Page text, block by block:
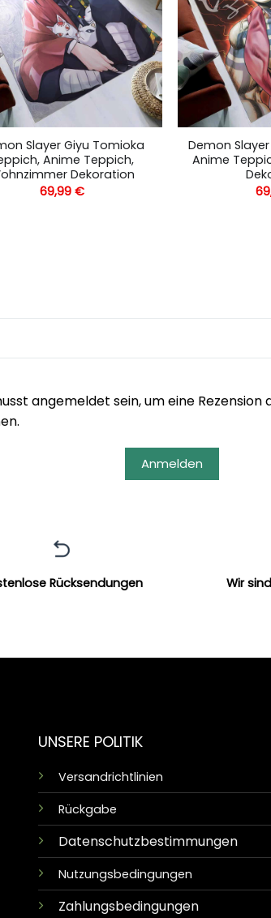
Slayer Giyu Tomioka
Anime Teppich,
Dekoration
69,99 €
Demon
Anime
angemeldet sein, um eine Rezension
Anmelden
Rücksendungen Wir
UNSERE POLITIK
Versandrichtlinien
Rückgabe
Datenschutzbestimmungen
Nutzungsbedingungen
Zahlungsbedingungen